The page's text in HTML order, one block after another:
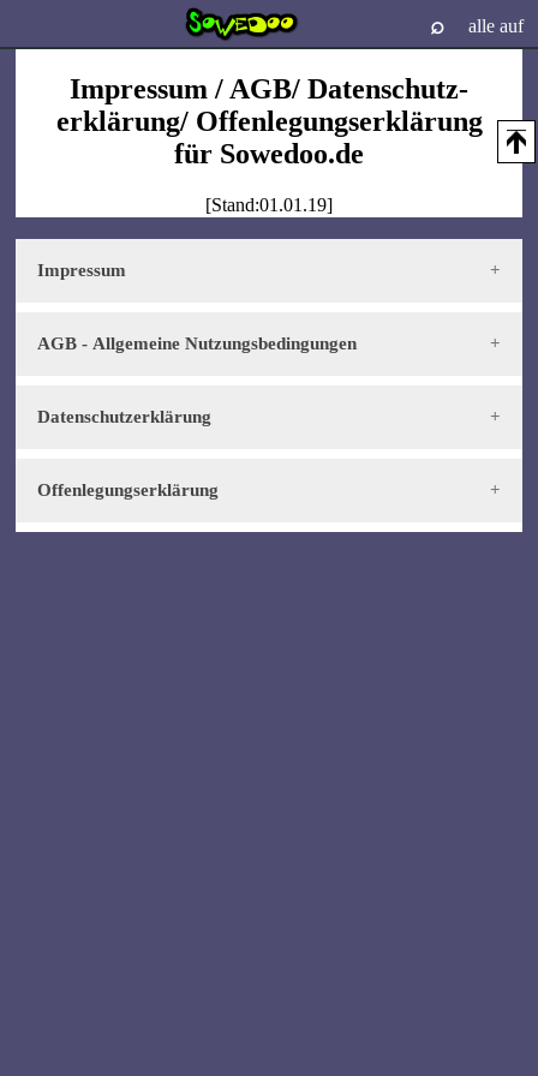
⌕ alle auf
Impressum / AGB/ Datenschutz­
erklärung/ Offenlegungs­erklärung
für Sowedoo.de
[Stand:01.01.19]
Impressum
AGB - Allgemeine Nutzungsbedingungen
Datenschutzerklärung
Offenlegungserklärung